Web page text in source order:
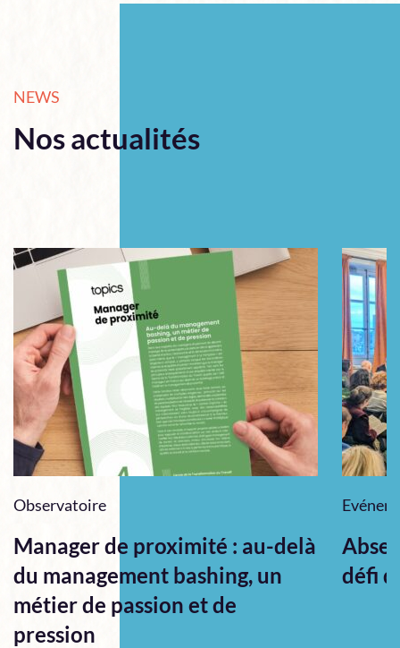
NEWS
Nos actualités
Observatoire
Manager de proximité : au-delà
du management bashing, un
métier de passion et de
pression
défi